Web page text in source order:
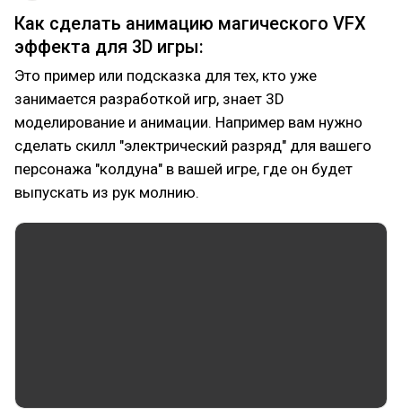
Как сделать анимацию магического VFX
эффекта для 3D игры:
Это пример или подсказка для тех, кто уже
занимается разработкой игр, знает 3D
моделирование и анимации. Например вам нужно
сделать скилл "электрический разряд" для вашего
персонажа "колдуна" в вашей игре, где он будет
выпускать из рук молнию.